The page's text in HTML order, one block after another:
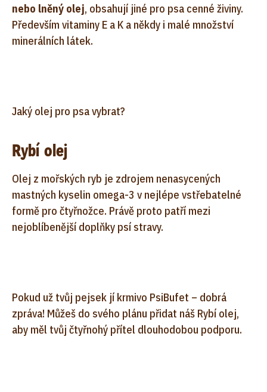
nebo lněný olej, obsahují jiné pro psa cenné živiny.
Především vitaminy E a K a někdy i malé množství
minerálních látek.
Jaký olej pro psa vybrat?
Rybí olej
Olej z mořských ryb je zdrojem nenasycených
mastných kyselin omega-3 v nejlépe vstřebatelné
formě pro čtyřnožce. Právě proto patří mezi
nejoblíbenější doplňky psí stravy.
Pokud už tvůj pejsek jí krmivo PsiBufet – dobrá
zpráva! Můžeš do svého plánu přidat náš Rybí olej,
aby měl tvůj čtyřnohý přítel dlouhodobou podporu.